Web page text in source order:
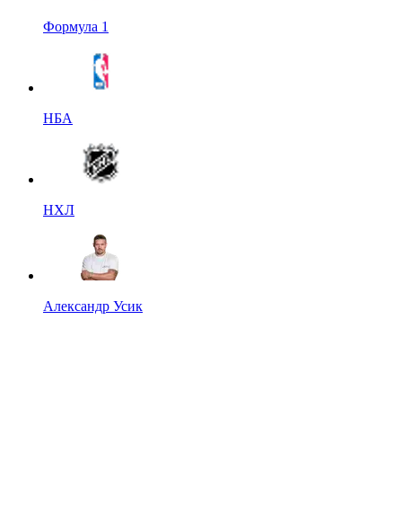
Формула 1
НБА
НХЛ
Александр Усик